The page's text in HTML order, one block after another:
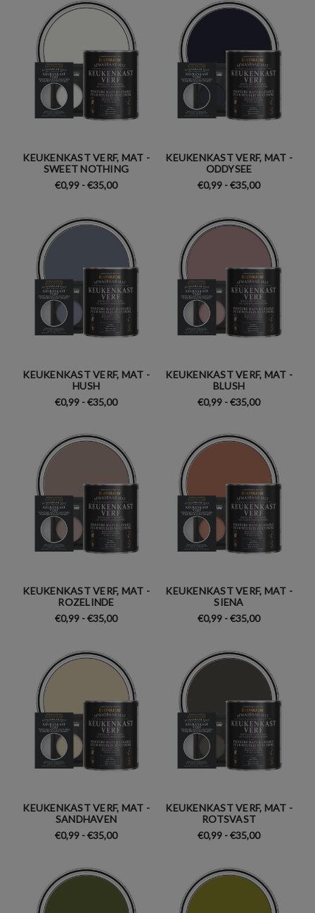
KEUKENKAST VERF, MAT -
SWEET NOTHING
€0,99 - €35,00
KEUKENKAST VERF, MAT -
ODDYSEE
€0,99 - €35,00
KEUKENKAST VERF, MAT -
HUSH
€0,99 - €35,00
KEUKENKAST VERF, MAT -
BLUSH
€0,99 - €35,00
KEUKENKAST VERF, MAT -
ROZELINDE
€0,99 - €35,00
KEUKENKAST VERF, MAT -
SIENA
€0,99 - €35,00
KEUKENKAST VERF, MAT -
SANDHAVEN
€0,99 - €35,00
KEUKENKAST VERF, MAT -
ROTSVAST
€0,99 - €35,00